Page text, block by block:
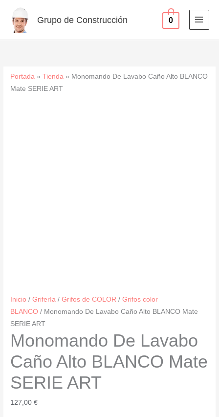
contenido
Grupo de Construcción 0
Portada »Tienda » Monomando De Lavabo Caño Alto BLANCO
Mate SERIE ART
Inicio /Grifería /Grifos de COLOR /Grifos color
BLANCO / Monomando De Lavabo Caño Alto BLANCO Mate
SERIE ART
Monomando De Lavabo
Caño Alto BLANCO Mate
SERIE ART
127,00€
Mate
SERIE